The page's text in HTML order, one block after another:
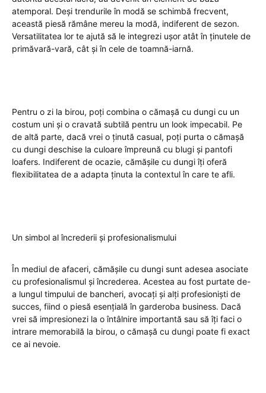
atemporal. Deși trendurile în modă se schimbă frecvent,
această piesă rămâne mereu la modă, indiferent de sezon.
Versatilitatea lor te ajută să le integrezi ușor atât în ținutele de
primăvară-vară, cât și în cele de toamnă-iarnă.
Pentru o zi la birou, poți combina o cămașă cu dungi cu un
costum uni și o cravată subtilă pentru un look impecabil. Pe
de altă parte, dacă vrei o ținută casual, poți purta o cămașă
cu dungi deschise la culoare împreună cu blugi și pantofi
loafers. Indiferent de ocazie, cămășile cu dungi îți oferă
flexibilitatea de a adapta ținuta la contextul în care te afli.
Un simbol al încrederii și profesionalismului
În mediul de afaceri, cămășile cu dungi sunt adesea asociate
cu profesionalismul și încrederea. Acestea au fost purtate de-
a lungul timpului de bancheri, avocați și alți profesioniști de
succes, fiind o piesă esențială în garderoba business. Dacă
vrei să impresionezi la o întâlnire importantă sau să îți faci o
intrare memorabilă la birou, o cămașă cu dungi poate fi exact
ce ai nevoie.